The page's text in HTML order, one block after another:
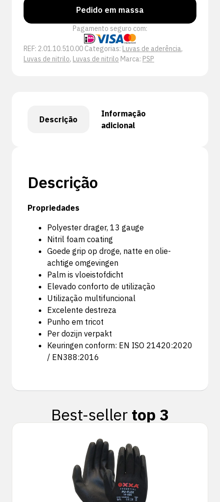
Nitril
Schuim
Werkhandschoen
Pedido em massa
Pagamento seguro com:
REF: 2.01.10.510.00 Categorias: Luvas de aderência,
Luvas de nitrilo, Luvas de nitrilo Marca: PSP
Descrição
Informação
adicional
Descrição
Propriedades
Polyester drager, 13 gauge
Nitril foam coating
Goede grip op droge, natte en olie-
achtige omgevingen
Palm is vloeistofdicht
Elevado conforto de utilização
Utilização multifuncional
Excelente destreza
Punho em tricot
Per dozijn verpakt
Keuringen conform: EN ISO 21420:2020
/ EN388:2016
Best-seller top 3